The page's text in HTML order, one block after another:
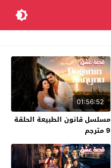
01:56:52
مسلسل قانون الطبيعة الحلقة
9 مترجم